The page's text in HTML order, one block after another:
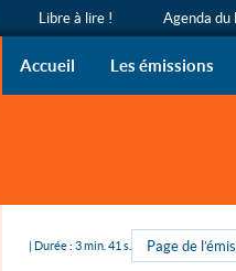
Libre à
Accueil Les émissions
| Durée : 3 min. 41 s. Page de
Libre à lire ! Agenda du